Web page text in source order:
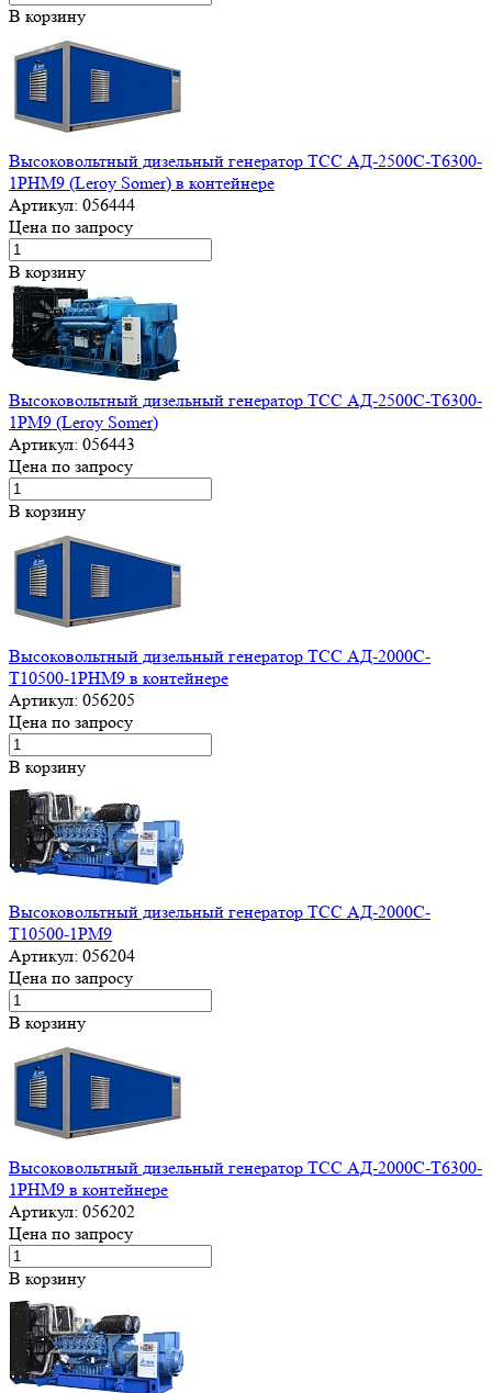
В корзину
Высоковольтный дизельный генератор ТСС АД-2500С-Т6300-
1РНМ9 (Leroy Somer) в контейнере
Артикул: 056444
Цена по запросу
В корзину
Высоковольтный дизельный генератор ТСС АД-2500С-Т6300-
1РМ9 (Leroy Somer)
Артикул: 056443
Цена по запросу
В корзину
Высоковольтный дизельный генератор ТСС АД-2000С-
Т10500-1РНМ9 в контейнере
Артикул: 056205
Цена по запросу
В корзину
Высоковольтный дизельный генератор ТСС АД-2000С-
Т10500-1РМ9
Артикул: 056204
Цена по запросу
В корзину
Высоковольтный дизельный генератор ТСС АД-2000С-Т6300-
1РНМ9 в контейнере
Артикул: 056202
Цена по запросу
В корзину